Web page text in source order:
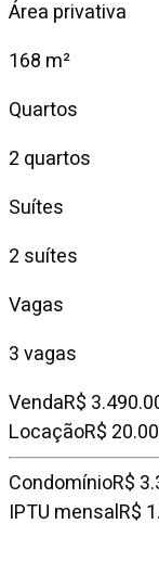
Área privativa
168 m²
Quartos
2 quartos
Suítes
2 suítes
Vagas
3 vagas
VendaR$
LocaçãoR$
CondomínioR$
IPTU mensalR$